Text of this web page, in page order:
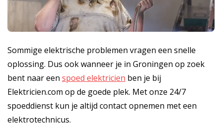
Sommige elektrische problemen vragen een snelle
oplossing. Dus ook wanneer je in Groningen op zoek
bent naar een spoed elektricien ben je bij
Elektricien.com op de goede plek. Met onze 24/7
spoeddienst kun je altijd contact opnemen met een
elektrotechnicus.